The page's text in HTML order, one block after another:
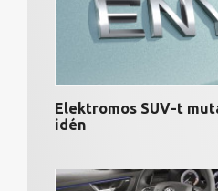
Elektromos SUV-t
idén